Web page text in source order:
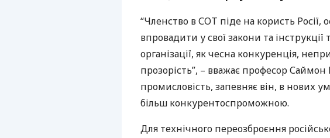
“Членство вСОТ піде на користь Росії,
впровадити у свої закони та інструкції
організації, як чесна конкуренція,
прозорість”, – вважає професор Саймон
промисловість, запевняє він, в нових
більш конкурентоспроможною.
Для технічного переозброєння